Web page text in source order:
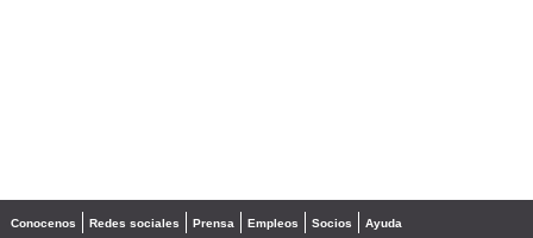
Conocenos Redes sociales Prensa Empleos Socios Ayuda